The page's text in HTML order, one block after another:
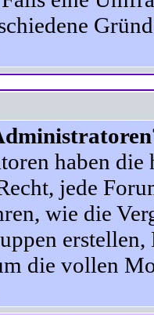
haben die
jede
wie die
die vollen